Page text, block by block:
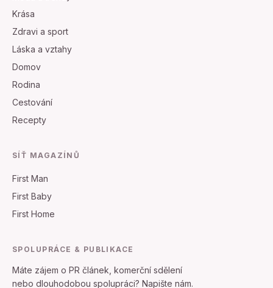
Krása
Zdravi a sport
Láska a vztahy
Domov
Rodina
Cestování
Recepty
SÍŤ MAGAZÍNŮ
First Man
First Baby
First Home
SPOLUPRÁCE & PUBLIKACE
Máte zájem o PR článek, komerční sdělení
nebo dlouhodobou spolupráci? Napište nám.